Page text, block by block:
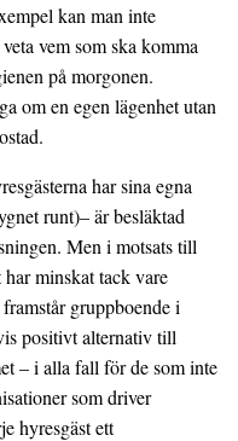
kan man inte
vem som ska komma
på morgonen.
om en egen lägenhet utan
har sina egna
runt)– är besläktad
Men i motsats till
minskat tack vare
gruppboende i
positivt alternativ till
– i alla fall för de som inte
som driver
hyresgäst ett